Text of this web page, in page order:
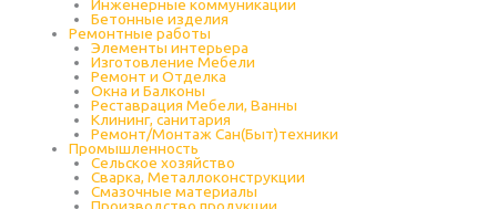
Инженерные коммуникации
Бетонные изделия
Ремонтные работы
Элементы интерьера
Изготовление Мебели
Ремонт и Отделка
Окна и Балконы
Реставрация Мебели, Ванны
Клининг, санитария
Ремонт/Монтаж Сан(Быт)техники
Промышленность
Cельское хозяйство
Сварка, Металлоконструкции
Cмазочные материалы